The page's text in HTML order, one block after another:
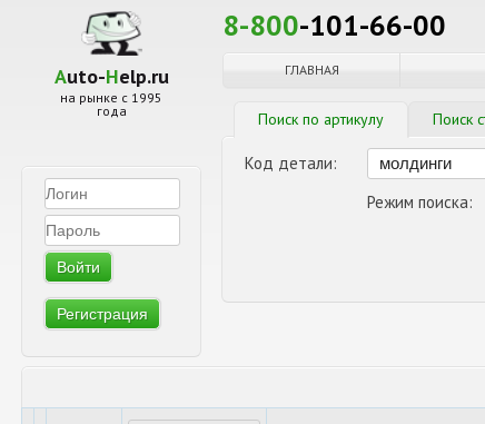
Auto-Help.ru
на рынке с 1995
года
Регистрация
8-800-101-66-00
ГЛАВНАЯ
Поиск по артикулу Поиск
Код детали:
Режим поиска: